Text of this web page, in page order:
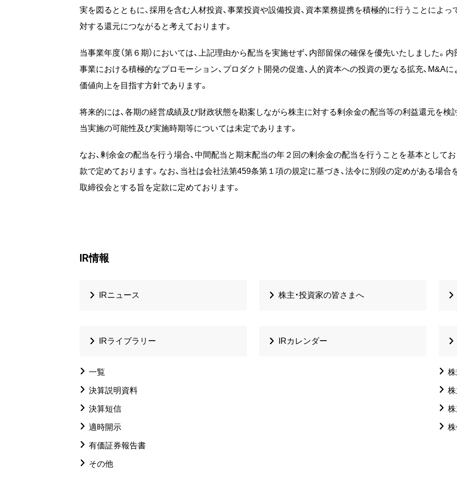
実を図るとともに、採用を含む人材投資、事業投資や設備投資、資本業務提携を積極的に行うことによ
対する還元につながると考えております。
当事業年度（第６期）においては、上記理由から配当を実施せず、内部留保の確保を優先いたしました。
事業における積極的なプロモーション、プロダクト開発の促進、人的資本への投資の更なる拡充、M&A
価値向上を目指す方針であります。
将来的には、各期の経営成績及び財政状態を勘案しながら株主に対する剰余金の配当等の利益還元を検
当実施の可能性及び実施時期等については未定であります。
なお、剰余金の配当を行う場合、中間配当と期末配当の年２回の剰余金の配当を行うことを基本として
款で定めております。なお、当社は会社法第459条第１項の規定に基づき、法令に別段の定めがある場合
取締役会とする旨を定款に定めております。
IR情報
IRニュース 株主・投資家の皆さまへ
IRライブラリー
一覧
決算説明資料
決算短信
適時開示
有価証券報告書
その他
IRカレンダー